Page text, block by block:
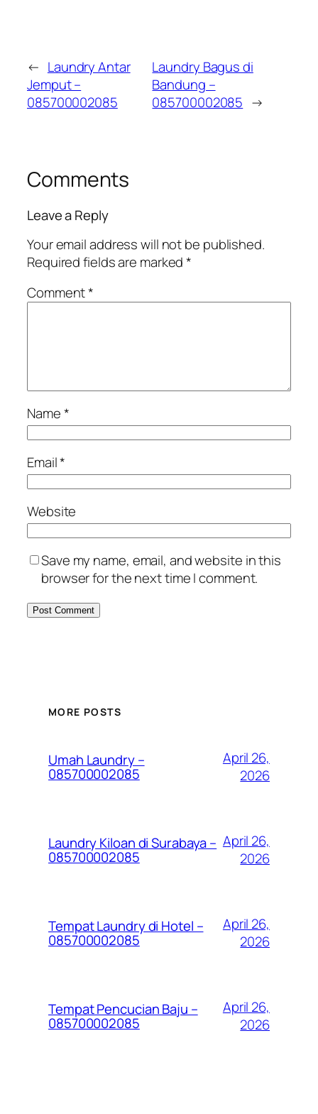
← Laundry Antar
Jemput –
085700002085
Laundry Bagus di
Bandung –
085700002085 →
Comments
Leave a Reply
Your email address will not be published.
Required fields are marked*
Comment*
Name*
Email*
Website
Save my name, email, and website in this
browser for the next time I comment.
MORE POSTS
Umah Laundry –
085700002085
April 26,
2026
Laundry Kiloan di Surabaya –
085700002085
April 26,
2026
Tempat Laundry di Hotel –
085700002085
April 26,
2026
Tempat Pencucian Baju –
085700002085
April 26,
2026